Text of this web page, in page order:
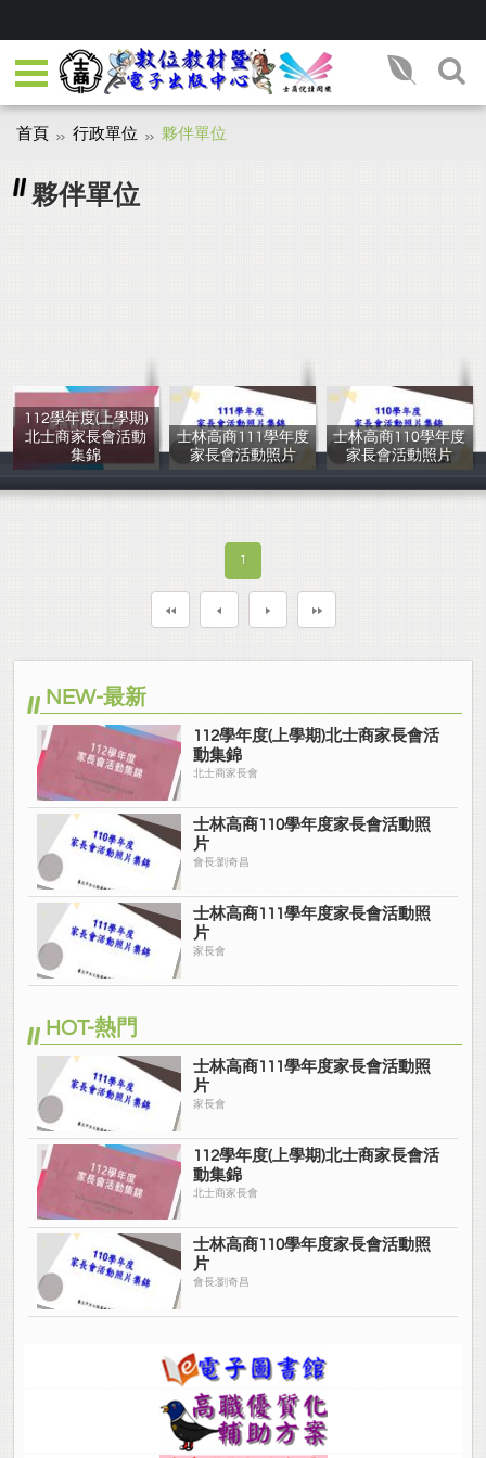
首頁 行政單位 夥伴單位
夥伴單位
112學年度(上學期)
北士商家長會活動
集錦
北士商家長會
士林高商111學年度
家長會活動照片
家長會
士林高商110學年度
家長會活動照片
會長:劉奇昌
1
NEW-最新
112學年度(上學期)北士商家長會活
動集錦
北士商家長會
士林高商110學年度家長會活動照
片
會長:劉奇昌
士林高商111學年度家長會活動照
片
家長會
HOT-熱門
士林高商111學年度家長會活動照
片
家長會
112學年度(上學期)北士商家長會活
動集錦
北士商家長會
士林高商110學年度家長會活動照
片
會長:劉奇昌